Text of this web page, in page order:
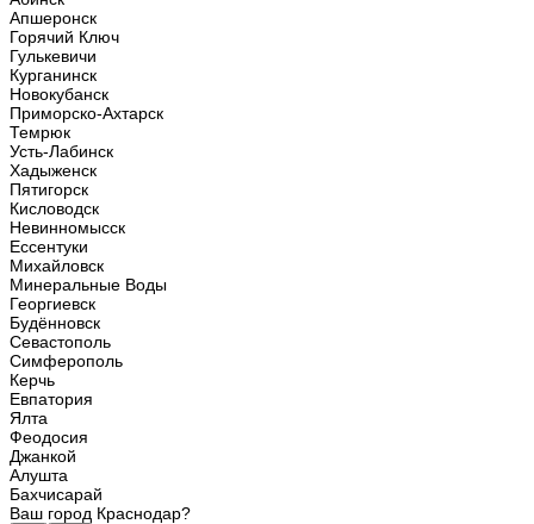
Апшеронск
Горячий Ключ
Гулькевичи
Курганинск
Новокубанск
Приморско-Ахтарск
Темрюк
Усть-Лабинск
Хадыженск
Пятигорск
Кисловодск
Невинномысск
Ессентуки
Михайловск
Минеральные Воды
Георгиевск
Будённовск
Севастополь
Симферополь
Керчь
Евпатория
Ялта
Феодосия
Джанкой
Алушта
Бахчисарай
Ваш город Краснодар?